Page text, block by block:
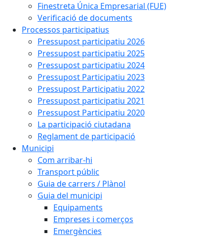
Finestreta Única Empresarial (FUE)
Verificació de documents
Processos participatius
Pressupost participatiu 2026
Pressupost participatiu 2025
Pressupost participatiu 2024
Pressupost Participatiu 2023
Pressupost Participatiu 2022
Pressupost participatiu 2021
Pressupost Participatiu 2020
La participació ciutadana
Reglament de participació
Municipi
Com arribar-hi
Transport públic
Guia de carrers / Plànol
Guia del municipi
Equipaments
Empreses i comerços
Emergències